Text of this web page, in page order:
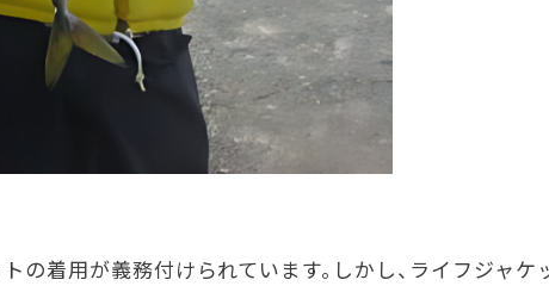
の着用が義務付けられています。しかし、ライフジャ